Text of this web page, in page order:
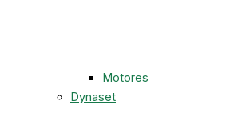
Motores
Dynaset